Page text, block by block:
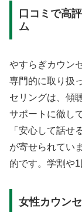
口コミで高
ム
やすらぎカウン
専門的に取り扱
セリングは、傾
サポートに徹し
「安心して話せ
が寄せられてい
的です。学割や
女性カウン